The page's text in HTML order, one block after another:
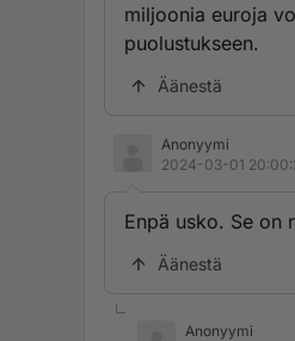
miljoonia euroja
puolustukseen.
Äänestä
Anonyymi
2024-03-01
Enpä usko. Se on
Äänestä
Anonyymi